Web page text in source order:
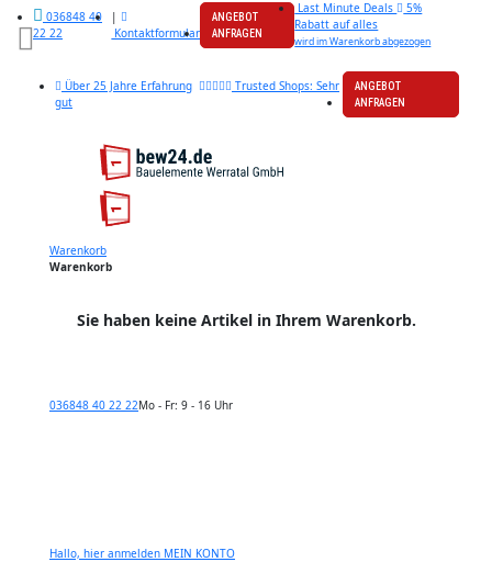
036848 40
22 22
|
Kontaktformular
ANGEBOT
ANFRAGEN
Last Minute Deals
5%
Rabatt auf alles
wird im Warenkorb abgezogen
Über 25 Jahre Erfahrung
Trusted Shops: Sehr
gut
ANGEBOT
ANFRAGEN
Warenkorb
Warenkorb
Sie haben keine Artikel in Ihrem Warenkorb.
036848 40 22 22Mo - Fr: 9 - 16 Uhr
Hallo, hier anmelden MEIN KONTO